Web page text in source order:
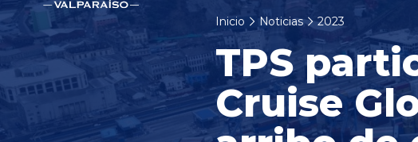
Inicio Noticias 2023
TPS
Cruise